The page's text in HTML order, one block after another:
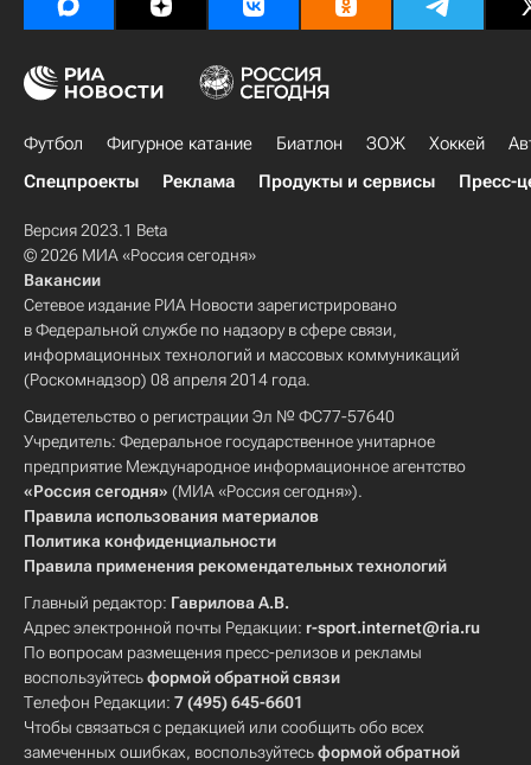
Футбол Фигурное катание Биатлон ЗОЖ Хоккей
Спецпроекты
Реклама Продукты и сервисы Пресс-
Версия 2023.1 Beta
© 2026 МИА «Россия сегодня»
Вакансии
Сетевое издание РИА Новости зарегистрировано
в Федеральной службе по надзору в сфере связи,
информационных технологий и массовых коммуникаций
(Роскомнадзор) 08 апреля 2014 года.
Свидетельство о регистрации Эл № ФС77-57640
Учредитель: Федеральное государственное унитарное
предприятие Международное информационное агентство
«Россия сегодня» (МИА «Россия сегодня»).
Правила использования материалов
Политика конфиденциальности
Правила применения рекомендательных технологий
Главный редактор: Гаврилова А.В.
Адрес электронной почты Редакции: r-sport.internet@ria.ru
По вопросам размещения пресс-релизов и рекламы
воспользуйтесьформой обратной связи
Телефон Редакции: 7 (495) 645-6601
Чтобы связаться с редакцией или сообщить обо всех
замеченных ошибках, воспользуйтесьформой обратной